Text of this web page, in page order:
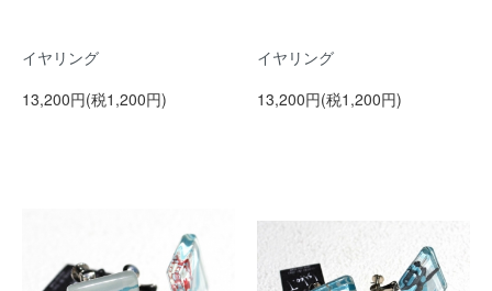
イヤリング
13,200円(税1,200円)
イヤリング
13,200円(税1,200円)